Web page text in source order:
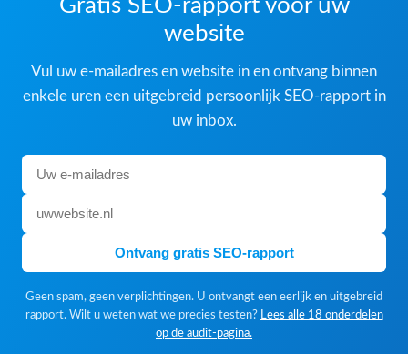
Gratis SEO-rapport voor uw
website
Vul uw e-mailadres en website in en ontvang binnen
enkele uren een uitgebreid persoonlijk SEO-rapport in
uw inbox.
Ontvang gratis SEO-rapport
Geen spam, geen verplichtingen. U ontvangt een eerlijk en uitgebreid
rapport. Wilt u weten wat we precies testen? Lees alle 18 onderdelen
op de audit-pagina.